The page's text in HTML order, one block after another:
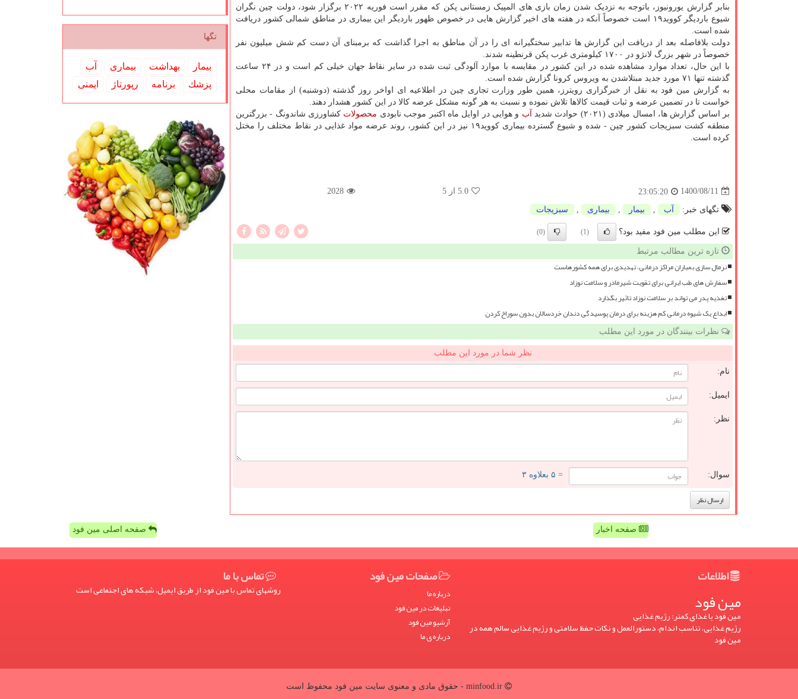
بنابر گزارش یورونیوز، باتوجه به نزدیک شدن زمان بازی های المپیک زمستانی پکن که مقرر است فوریه ۲۰۲۲ برگزار شود، دولت چین نگران
شیوع باردیگر کووید۱۹ است خصوصاً آنکه در هفته های اخیر گزارش هایی در خصوص ظهور باردیگر این بیماری در مناطق شمالی کشور دریافت
شده است.
دولت بلافاصله بعد از دریافت این گزارش ها تدابیر سختگیرانه ای را در آن مناطق به اجرا گذاشت که برمبنای آن دست کم شش میلیون نفر
خصوصاً در شهر بزرگ لانژو در ۱۷۰۰ کیلومتری غرب پکن قرنطینه شدند.
با این حال، تعداد موارد مشاهده شده در این کشور در مقایسه با موارد آلودگی ثبت شده در سایر نقاط جهان خیلی کم است و در ۲۴ ساعت
گذشته تنها ۷۱ مورد جدید مبتلاشدن به ویروس کرونا گزارش شده است.
به گزارش مین فود به نقل از خبرگزاری رویترز، همین طور وزارت تجاری چین در اطلاعیه ای اواخر روز گذشته (دوشنبه) از مقامات محلی
خواست تا در تضمین عرضه و ثبات قیمت کالاها تلاش نموده و نسبت به هر گونه مشکل عرضه کالا در این کشور هشدار دهند.
بر اساس گزارش ها، امسال میلادی (۲۰۲۱) حوادث شدید
آب و هوایی در اوایل ماه اکتبر موجب نابودی محصولات کشاورزی شاندونگ - بزرگترین
منطقه کشت سبزیجات کشور چین - شده و شیوع گسترده بیماری کووید۱۹ نیز در این کشور، روند عرضه مواد غذایی در نقاط مختلف را مختل
کرده است.
1400/08/11
23:05:20
5.0 از 5 2028
تگهای خبر: آب بیمار بیماری سبزیجات
این مطلب مین فود مفید بود؟ (1)
(0)
تازه ترین مطالب مرتبط
نرمال سازی بمباران مراکز درمانی، تهدیدی برای همه کشورهاست
سفارش های طب ایرانی برای تقویت شیرمادر و سلامت نوزاد
تغذیه پدر می تواند بر سلامت نوزاد تاثیر بگذارد
ابداع یک شیوه درمانی کم هزینه برای درمان پوسیدگی دندان خردسالان بدون سوراخ کردن
نظرات بینندگان در مورد این مطلب
نظر شما در مورد این مطلب
نام:
ایمیل:
نظر:
سوال: = ۵ بعلاوه ۳
تگها
بیمار بهداشت بیماری
آب
پزشك
برنامه رپورتاژ ایمنی
صفحه اخبار صفحه اصلی مین فود
اطلاعات
مین فود
مین فود یا غذای کمتر: رژیم غذایی
رژیم غذایی، تناسب اندام، دستورالعمل و نکات حفظ سلامتی و رژیم غذایی سالم همه در
مین فود
صفحات مین فود
درباره ما
تبلیغات در مین فود
آرشیو مین فود
درباره ی ما
تماس با ما
روشهای تماس با مین فود از طریق ایمیل، شبکه های اجتماعی است